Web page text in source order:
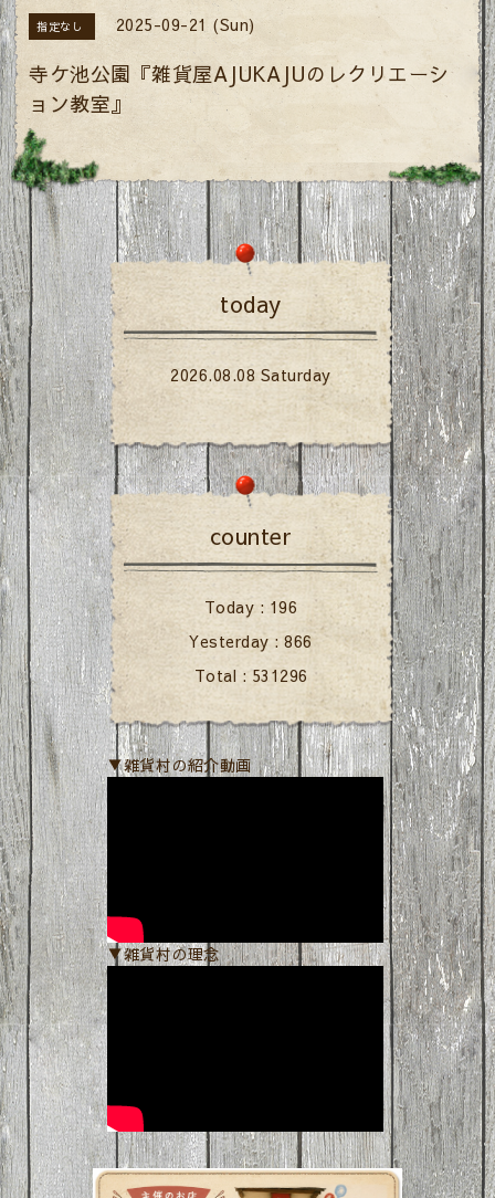
指定なし 2025-09-21 (Sun)
寺ケ池公園『雑貨屋AJUKAJUのレクリエーシ
ョン教室』
today
2026.08.08 Saturday
counter
Today : 196
Yesterday :866
Total : 531296
▼雑貨村の紹介動画
▼雑貨村の理念